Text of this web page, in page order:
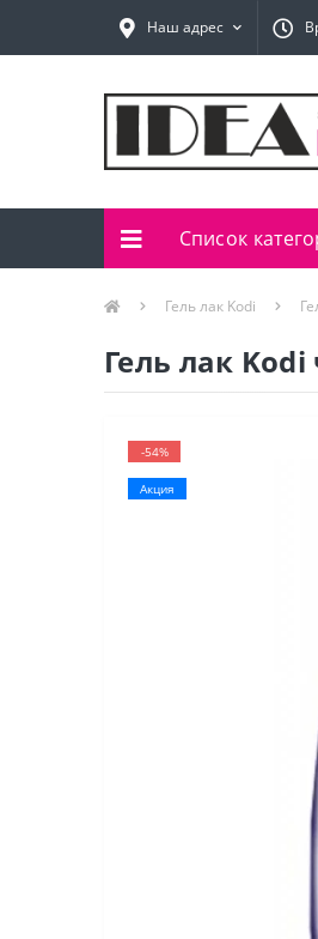
Наш адрес
Список
Гель лак Kodi
Гель лак
-54%
Акция